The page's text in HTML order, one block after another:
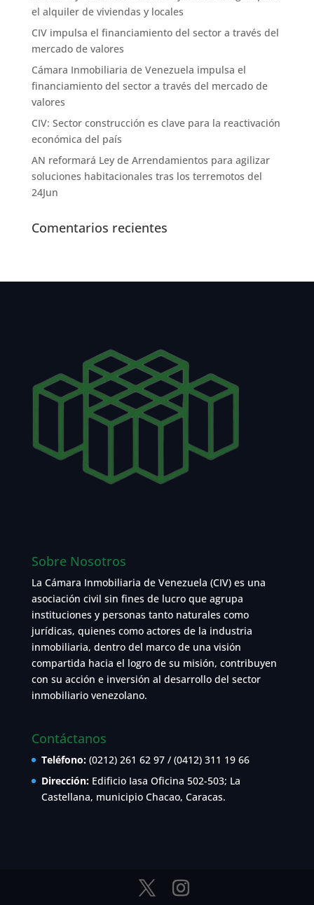
el alquiler de viviendas y locales
CIV impulsa el financiamiento del sector a través del
mercado de valores
Cámara Inmobiliaria de Venezuela impulsa el
financiamiento del sector a través del mercado de
valores
CIV: Sector construcción es clave para la reactivación
económica del país
AN reformará Ley de Arrendamientos para agilizar
soluciones habitacionales tras los terremotos del
24Jun
Comentarios recientes
Sobre Nosotros
La Cámara Inmobiliaria de Venezuela (CIV) es una
asociación civil sin fines de lucro que agrupa
instituciones y personas tanto naturales como
jurídicas, quienes como actores de la industria
inmobiliaria, dentro del marco de una visión
compartida hacia el logro de su misión, contribuyen
con su acción e inversión al desarrollo del sector
inmobiliario venezolano.
Contáctanos
Teléfono: (0212) 261 62 97 / (0412) 311 19 66
Dirección: Edificio Iasa Oficina 502-503; La
Castellana, municipio Chacao, Caracas.